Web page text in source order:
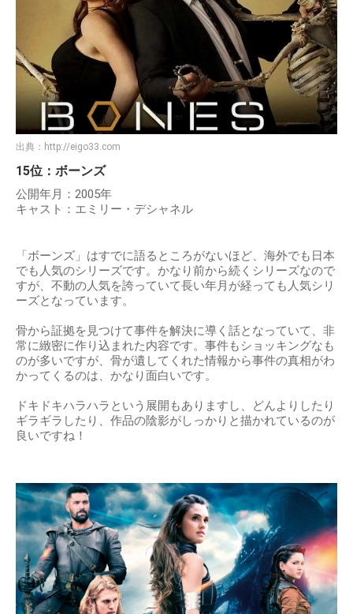
出典： http://eigo33.com
15位：ボーンズ
公開年月：2005年
キャスト：エミリー・デシャネル
「ボーンズ」はすでに語るところがないほど、海外でも日本
でも人気のシリーズです。かなり前から続くシリーズなので
すが、不動の人気を誇っていて長い年月が経っても人気シリ
ーズとなっています。
骨から証拠を見つけて事件を解決に導く話となっていて、非
常に緻密に作り込まれた内容です。事件もショッキングなも
のが多いですが、骨が遺してくれた情報から事件の真相がわ
かってくるのは、かなり面白いです。
ドキドキハラハラという展開もありますし、どんよりしたり
ギラギラしたり、作品の陰影がしっかりと描かれているのが
良いですね！